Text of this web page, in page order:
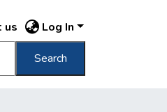
us Log In
Search